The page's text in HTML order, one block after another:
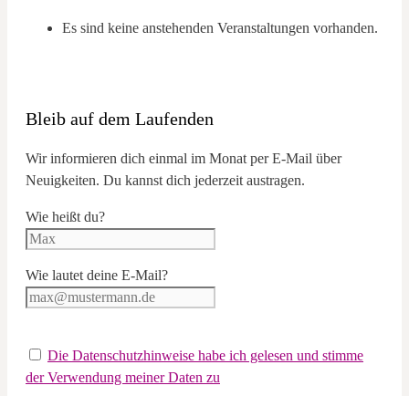
Es sind keine anstehenden Veranstaltungen vorhanden.
Bleib auf dem Laufenden
Wir informieren dich einmal im Monat per E-Mail über
Neuigkeiten. Du kannst dich jederzeit austragen.
Wie heißt du?
Wie lautet deine E-Mail?
Die Datenschutzhinweise habe ich gelesen und stimme
der Verwendung meiner Daten zu